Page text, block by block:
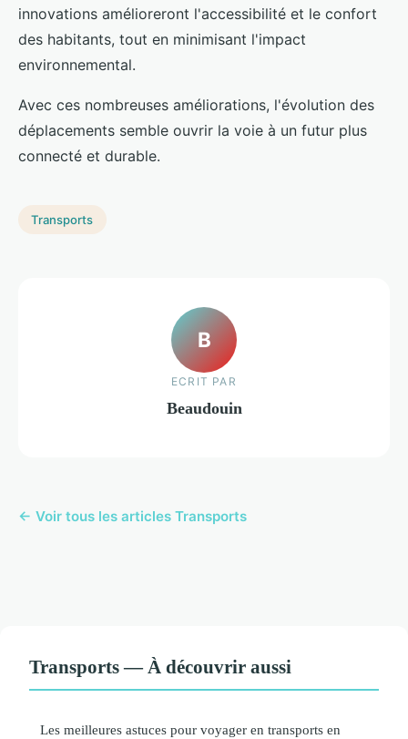
innovations amélioreront l'accessibilité et le confort
des habitants, tout en minimisant l'impact
environnemental.
Avec ces nombreuses améliorations, l'évolution des
déplacements semble ouvrir la voie à un futur plus
connecté et durable.
Transports
B
ECRIT PAR
Beaudouin
← Voir tous les articles Transports
Transports — À découvrir aussi
Les meilleures astuces pour voyager en transports en